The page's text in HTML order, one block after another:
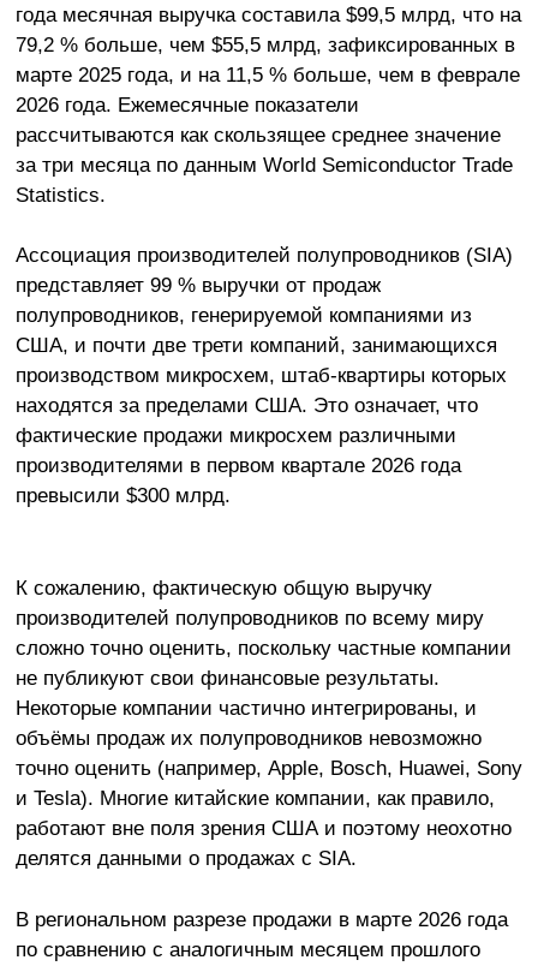
года месячная выручка составила $99,5 млрд, что на
79,2 % больше, чем $55,5 млрд, зафиксированных в
марте 2025 года, и на 11,5 % больше, чем в феврале
2026 года. Ежемесячные показатели
рассчитываются как скользящее среднее значение
за три месяца по данным World Semiconductor Trade
Statistics.
Ассоциация производителей полупроводников (SIA)
представляет 99 % выручки от продаж
полупроводников, генерируемой компаниями из
США, и почти две трети компаний, занимающихся
производством микросхем, штаб-квартиры которых
находятся за пределами США. Это означает, что
фактические продажи микросхем различными
производителями в первом квартале 2026 года
превысили $300 млрд.
К сожалению, фактическую общую выручку
производителей полупроводников по всему миру
сложно точно оценить, поскольку частные компании
не публикуют свои финансовые результаты.
Некоторые компании частично интегрированы, и
объёмы продаж их полупроводников невозможно
точно оценить (например, Apple, Bosch, Huawei, Sony
и Tesla). Многие китайские компании, как правило,
работают вне поля зрения США и поэтому неохотно
делятся данными о продажах с SIA.
В региональном разрезе продажи в марте 2026 года
по сравнению с аналогичным месяцем прошлого